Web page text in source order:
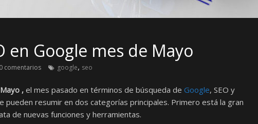
en Google mes de Mayo
0 comentarios google, seo
, el mes pasado en términos de búsqueda de Google, SEO y
pueden resumir en dos categorías principales. Primero está la gran
de nuevas funciones y herramientas.